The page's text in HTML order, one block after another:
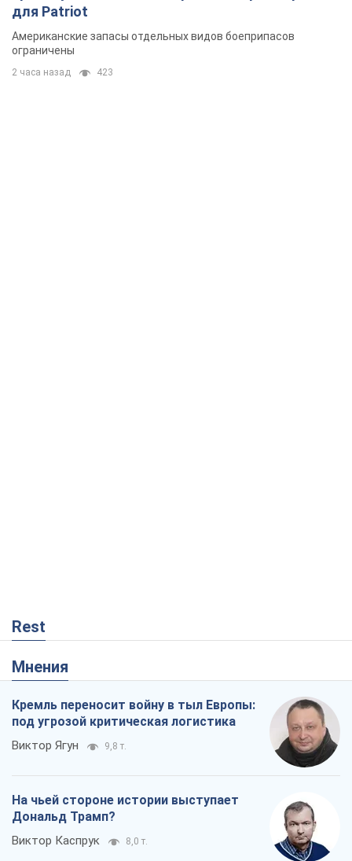
для Patriot
Американские запасы отдельных видов боеприпасов
ограничены
2 часа назад 423
Rest
Мнения
Кремль переносит войну в тыл Европы:
под угрозой критическая логистика
Виктор Ягун 9,8 т.
На чьей стороне истории выступает
Дональд Трамп?
Виктор Каспрук 8,0 т.